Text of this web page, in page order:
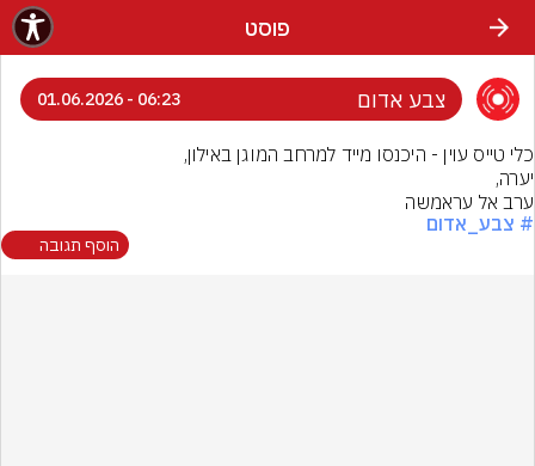
פוסט
צבע אדום 06:23 - 01.06.2026
ערב אל עראמשה
# צבע_אדום
הוסף תגובה